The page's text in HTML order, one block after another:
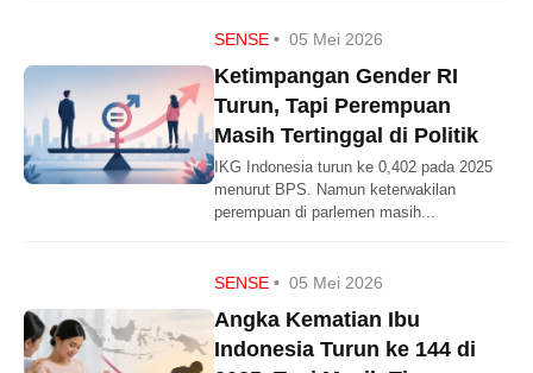
SENSE • 05 Mei 2026
Ketimpangan Gender RI
Turun, Tapi Perempuan
Masih Tertinggal di Politik
IKG Indonesia turun ke 0,402 pada 2025
menurut BPS. Namun keterwakilan
perempuan di parlemen masih...
SENSE • 05 Mei 2026
Angka Kematian Ibu
Indonesia Turun ke 144 di